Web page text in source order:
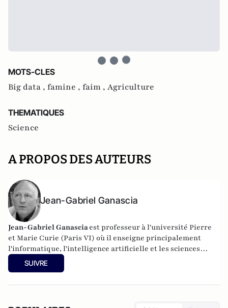
MOTS-CLES
Big data , famine , faim , Agriculture
THEMATIQUES
Science
A PROPOS DES AUTEURS
Jean-Gabriel Ganascia
Jean-Gabriel Ganasciaestprofesseur à l'université Pierre
et Marie Curie (Paris VI) où il enseigne principalement
l'informatique, l'intelligence artificielle et les sciences
cognitives. Il poursuit des recherches au sein du
le
du pôle IA où il anime l'équipe
SUIVRE